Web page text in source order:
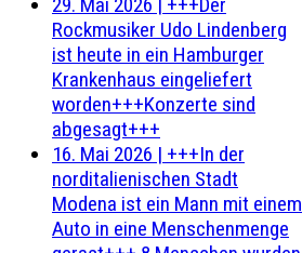
Rockmusiker Udo Lindenberg
ist heute in ein Hamburger
Krankenhaus eingeliefert
worden+++Konzerte sind
abgesagt+++
16. Mai 2026 | +++In der
norditalienischen Stadt
Modena ist ein Mann mit einem
Auto in eine Menschenmenge